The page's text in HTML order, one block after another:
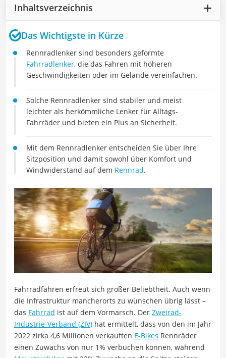
Inhaltsverzeichnis
Das Wichtigste in Kürze
Rennradlenker sind besonders geformte
Fahrradlenker, die das Fahren mit höheren
Geschwindigkeiten oder im Gelände vereinfachen.
Solche Rennradlenker sind stabiler und meist
leichter als herkömmliche Lenker für Alltags-
Fahrräder und bieten ein Plus an Sicherheit.
Mit dem Rennradlenker entscheiden Sie über Ihre
Sitzposition und damit sowohl über Komfort und
Windwiderstand auf dem Rennrad.
Fahrradfahren erfreut sich großer Beliebtheit. Auch wenn
die Infrastruktur mancherorts zu wünschen übrig lässt –
das Fahrrad ist auf dem Vormarsch. Der Zweirad-
Industrie-Verband (ZIV) hat ermittelt, dass von den im Jahr
2022 zirka 4,6 Millionen verkauften E-Bikes Rennräder
einen Zuwachs von nur 1% verbuchen können, während